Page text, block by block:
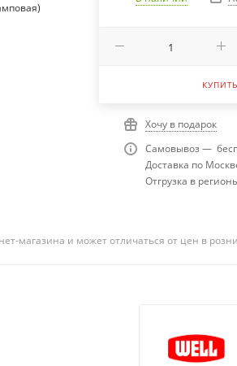
Хочу в подарок
Самовывоз —
Доставка по
Отгрузка в
магазина и может отличаться от цен в